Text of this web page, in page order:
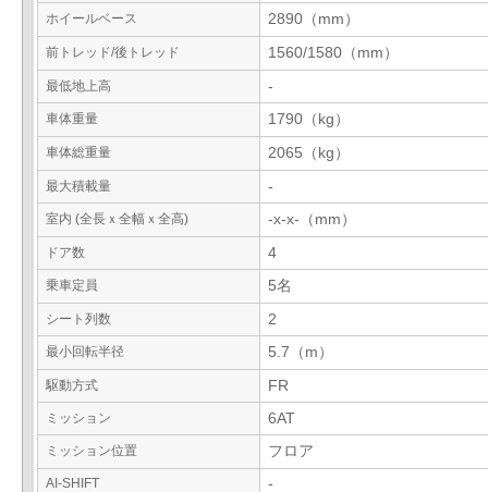
ホイールベース 2890（mm）
前トレッド/後トレッド 1560/1580（mm）
最低地上高 -
車体重量 1790（kg）
車体総重量 2065（kg）
最大積載量 -
室内 (全長ｘ全幅ｘ全高) -x-x-（mm）
ドア数 4
乗車定員 5名
シート列数 2
最小回転半径 5.7（m）
駆動方式 FR
ミッション 6AT
ミッション位置 フロア
AI-SHIFT -